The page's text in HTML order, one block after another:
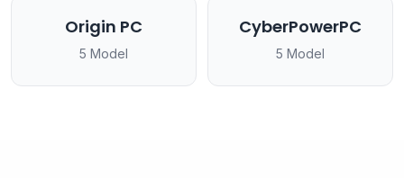
Origin PC
5 Model
CyberPowerPC
5 Model